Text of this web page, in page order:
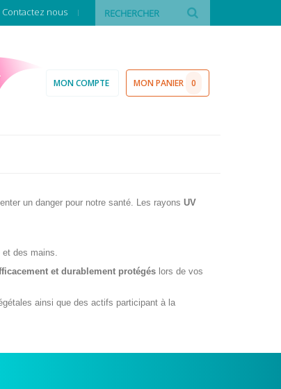
Contactez nous
MON COMPTE MON PANIER 0
un danger pour notre santé. Les rayons UV
et des mains.
et durablement protégés lors de vos
ainsi que des actifs participant à la